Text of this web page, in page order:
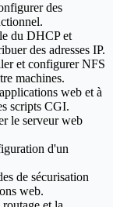
des
du DHCP et
des adresses IP.
et configurer NFS
machines.
web et à
scripts CGI.
le serveur web
d'un
de sécurisation
web.